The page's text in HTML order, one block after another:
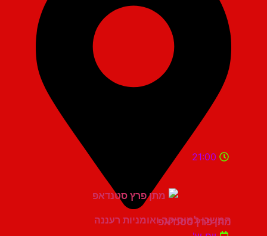
המשכן למוסיקה ואומניות רעננה
21:00
מתן פרץ סטנדאפ